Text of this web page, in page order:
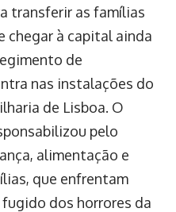
transferir as famílias
chegar à capital ainda
de
nas instalações do
de Lisboa. O
pelo
alimentação e
que enfrentam
dos horrores da